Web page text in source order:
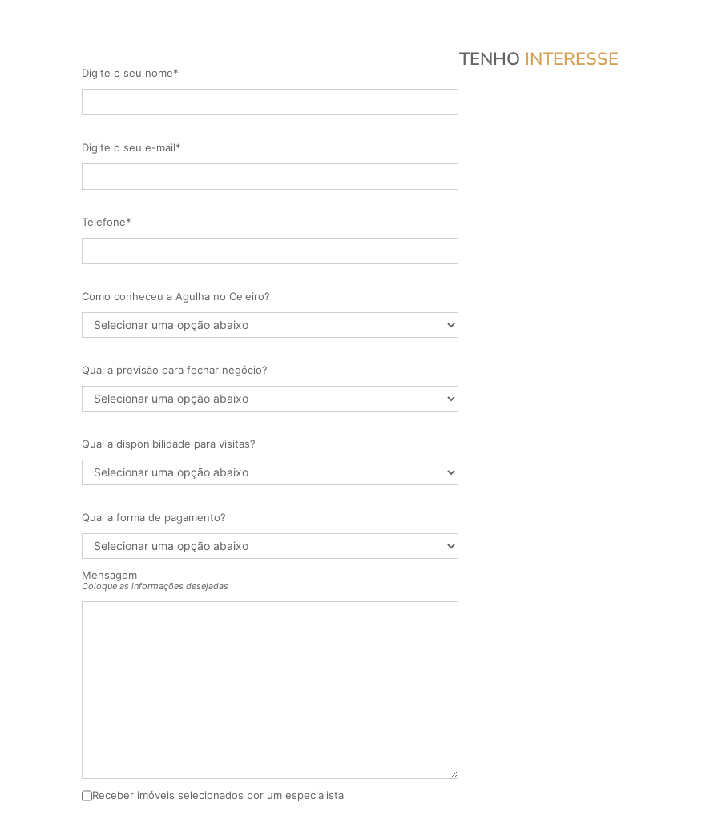
TENHO INTERESSE
Digite o seu nome*
Digite o seu e-mail*
Telefone*
Como conheceu a Agulha no Celeiro?
Qual a previsão para fechar negócio?
Qual a disponibilidade para visitas?
Qual a forma de pagamento?
Mensagem
Coloque as informações desejadas
Receber imóveis selecionados por um especialista